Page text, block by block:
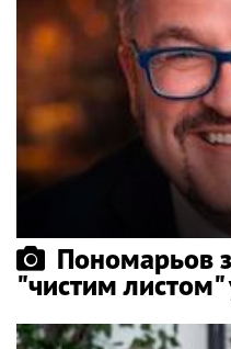
Пономарьов
"чистим листом"